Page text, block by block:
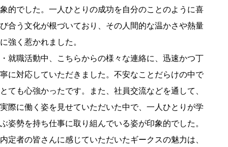
象的でした。一人ひとりの成功を自分のことのように喜
び合う文化が根づいており、その人間的な温かさや熱量
に強く惹かれました。
・就職活動中、こちらからの様々な連絡に、迅速かつ丁
寧に対応していただきました。不安なことだらけの中で
とても心強かったです。また、社員交流などを通して、
実際に働く姿を見せていただいた中で、一人ひとりが学
ぶ姿勢を持ち仕事に取り組んでいる姿が印象的でした。
内定者の皆さんに感じていただいたギークスの魅力は、